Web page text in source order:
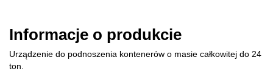
Informacje o produkcie
Urządzenie do podnoszenia kontenerów o masie całkowitej do 24
ton.